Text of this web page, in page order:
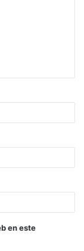
en este